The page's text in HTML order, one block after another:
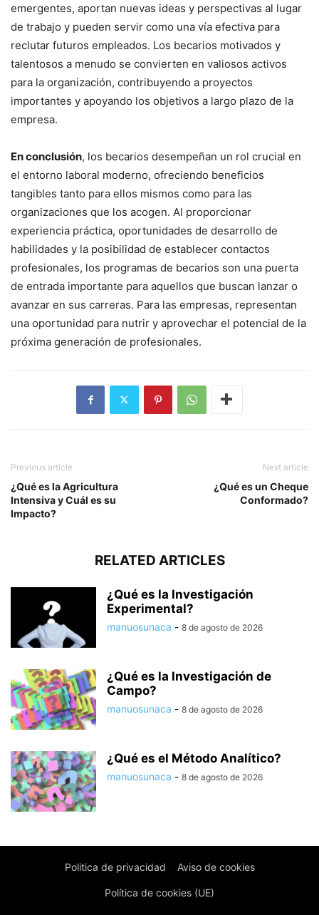
emergentes, aportan nuevas ideas y perspectivas al lugar
de trabajo y pueden servir como una vía efectiva para
reclutar futuros empleados. Los becarios motivados y
talentosos a menudo se convierten en valiosos activos
para la organización, contribuyendo a proyectos
importantes y apoyando los objetivos a largo plazo de la
empresa.
En conclusión, los becarios desempeñan un rol crucial en
el entorno laboral moderno, ofreciendo beneficios
tangibles tanto para ellos mismos como para las
organizaciones que los acogen. Al proporcionar
experiencia práctica, oportunidades de desarrollo de
habilidades y la posibilidad de establecer contactos
profesionales, los programas de becarios son una puerta
de entrada importante para aquellos que buscan lanzar o
avanzar en sus carreras. Para las empresas, representan
una oportunidad para nutrir y aprovechar el potencial de la
próxima generación de profesionales.
Previous article
¿Qué es la Agricultura
Intensiva y Cuál es su
Impacto?
Next article
¿Qué es un Cheque
Conformado?
RELATED ARTICLES
¿Qué es la Investigación
Experimental?
manuosunaca - 8 de agosto de 2026
¿Qué es la Investigación de
Campo?
manuosunaca - 8 de agosto de 2026
¿Qué es el Método Analítico?
manuosunaca - 8 de agosto de 2026
Politica de privacidad Aviso de cookies
Política de cookies (UE)